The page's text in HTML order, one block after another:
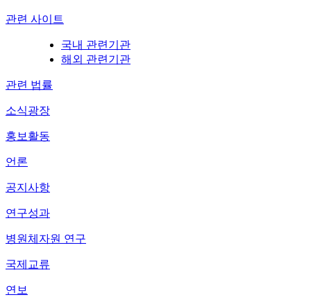
관련 사이트
국내 관련기관
해외 관련기관
관련 법률
소식광장
홍보활동
언론
공지사항
연구성과
병원체자원 연구
국제교류
연보